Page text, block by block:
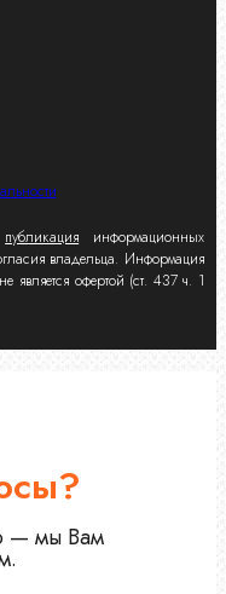
публикация информационных
владельца. Информация
является офертой (ст. 437 ч. 1
— мы Вам